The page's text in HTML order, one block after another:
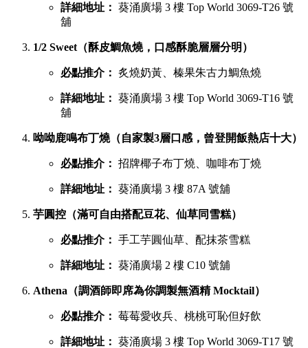
詳細地址： 葵涌廣場 3 樓 Top World 3069-T26 號
舖
1/2 Sweet（酥皮鯛魚燒，口感酥脆層層分明）
必點推介： 炙燒奶黃、榛果朱古力鯛魚燒
詳細地址： 葵涌廣場 3 樓 Top World 3069-T16 號
舖
呦呦鹿鳴布丁燒（自家製3層口感，曾登開飯熱店十大）
必點推介： 招牌椰子布丁燒、咖啡布丁燒
詳細地址： 葵涌廣場 3 樓 87A 號舖
芋圓控（滿可自由搭配豆花、仙草同雪糕）
必點推介： 手工芋圓仙草、配抹茶雪糕
詳細地址： 葵涌廣場 2 樓 C10 號舖
Athena（調酒師即席為你調製無酒精 Mocktail）
必點推介： 莓莓愛收兵、桃桃可恥但好飲
詳細地址： 葵涌廣場 3 樓 Top World 3069-T17 號